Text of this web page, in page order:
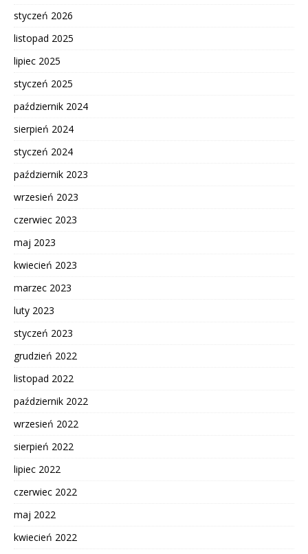
styczeń 2026
listopad 2025
lipiec 2025
styczeń 2025
październik 2024
sierpień 2024
styczeń 2024
październik 2023
wrzesień 2023
czerwiec 2023
maj 2023
kwiecień 2023
marzec 2023
luty 2023
styczeń 2023
grudzień 2022
listopad 2022
październik 2022
wrzesień 2022
sierpień 2022
lipiec 2022
czerwiec 2022
maj 2022
kwiecień 2022